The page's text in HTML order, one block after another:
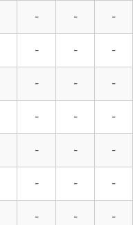
- - -
- - -
- - -
- - -
- - -
- - -
- - -